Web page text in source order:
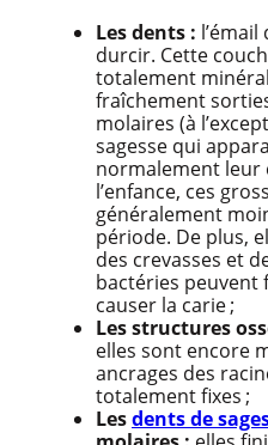
Les dents :
durcir. Cette
totalement
fraîchement
molaires (à
sagesse qui
normalement leur
l’enfance, ces
généralement
période. De plus,
des crevasses et
bactéries peuvent
causer la carie ;
Les structures
elles sont encore
ancrages des
totalement fixes ;
Lesdents de